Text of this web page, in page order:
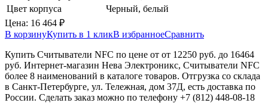
Цвет корпуса
Черный, белый
Цена: 16 464 ₽
В корзинуКупить в 1 кликВ избранноеСравнить
Купить Считыватели NFC по цене от от 12250 руб. до 16464
руб. Интернет-магазин Нева Электроникс, Считыватели NFC
более 8 наименований в каталоге товаров. Отгрузка со склада
в Санкт-Петербурге, ул. Тележная, дом 37Д, есть доставка по
России. Сделать заказ можно по телефону +7 (812) 448-08-18